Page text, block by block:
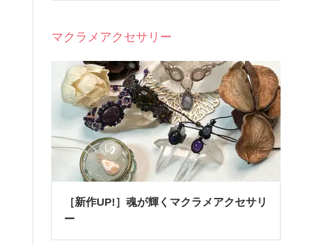
マクラメアクセサリー
［新作UP!］魂が輝くマクラメアクセサリ
ー